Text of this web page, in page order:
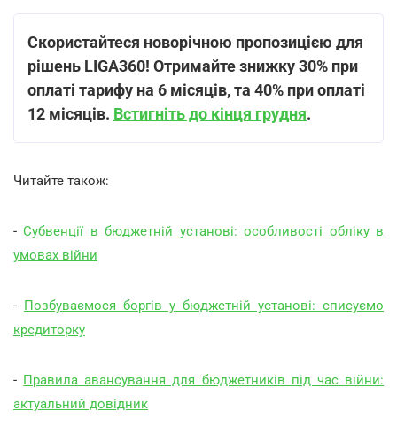
Скористайтеся новорічною пропозицією для
рішень LIGA360! Отримайте знижку 30% при
оплаті тарифу на 6 місяців, та 40% при оплаті
12 місяців. Встигніть до кінця грудня.
Читайте також:
-Субвенції в бюджетній установі: особливості обліку в
умовах війни
- Позбуваємося боргів у бюджетній установі: списуємо
кредиторку
- Правила авансування для бюджетників під час війни:
актуальний довідник